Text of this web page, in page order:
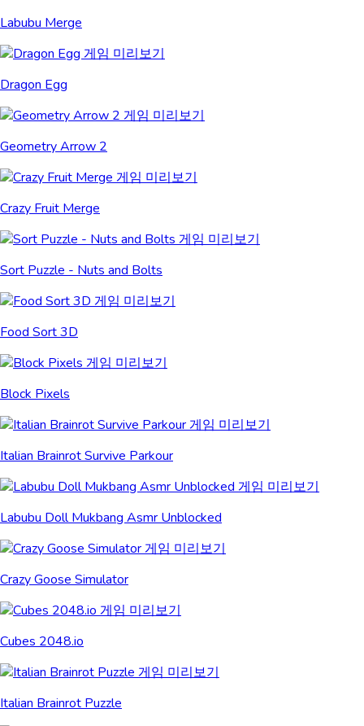
Labubu Merge
Dragon Egg
Geometry Arrow 2
Crazy Fruit Merge
Sort Puzzle - Nuts and Bolts
Food Sort 3D
Block Pixels
Italian Brainrot Survive Parkour
Labubu Doll Mukbang Asmr Unblocked
Crazy Goose Simulator
Cubes 2048.io
Italian Brainrot Puzzle